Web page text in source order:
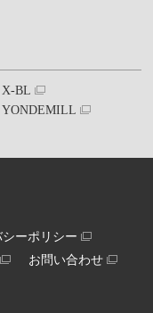
X-BL
YONDEMILL
ーポリシー
お問い合わせ